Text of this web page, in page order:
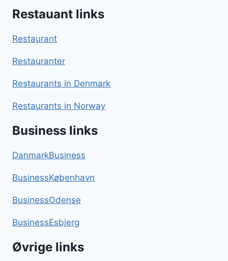
Restauant links
Restaurant
Restauranter
Restaurants in Denmark
Restaurants in Norway
Business links
DanmarkBusiness
BusinessKøbenhavn
BusinessOdense
BusinessEsbjerg
Øvrige links